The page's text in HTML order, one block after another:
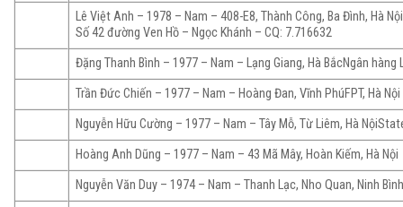
Lê Việt Anh – 1978 – Nam – 408-E8, Thành Công, Ba Đình, Hà
Số 42 đường Ven Hồ – Ngọc Khánh – CQ: 7.716632
Đặng Thanh Bình – 1977 – Nam – Lạng Giang, Hà BắcNgân hàng
Trần Đức Chiến – 1977 – Nam – Hoàng Đan, Vĩnh PhúFPT, Hà Nội
Nguyễn Hữu Cường – 1977 – Nam – Tây Mỗ, Từ Liêm, Hà
Hoàng Anh Dũng – 1977 – Nam – 43 Mã Mây, Hoàn Kiếm, Hà Nội
Nguyễn Văn Duy – 1974 – Nam – Thanh Lạc, Nho Quan, Ninh